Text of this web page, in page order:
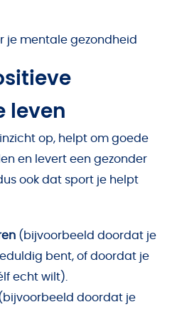
leven
op, helpt om goede
en levert een gezonder
ook dat sport je helpt
(bijvoorbeeld doordat je
bent, of doordat je
echt wilt).
doordat je